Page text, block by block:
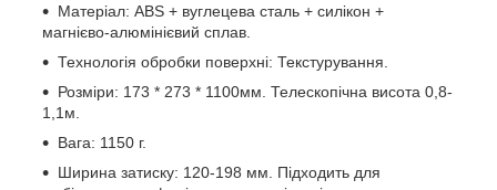
Матеріал: ABS + вуглецева сталь + силікон +
магнієво-алюмінієвий сплав.
Технологія обробки поверхні: Текстурування.
Розміри: 173 * 273 * 1100мм. Телескопічна висота 0,8-
1,1м.
Вага: 1150 г.
Ширина затиску: 120-198 мм. Підходить для